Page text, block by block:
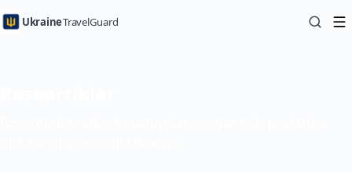
UkraineTravelGuard